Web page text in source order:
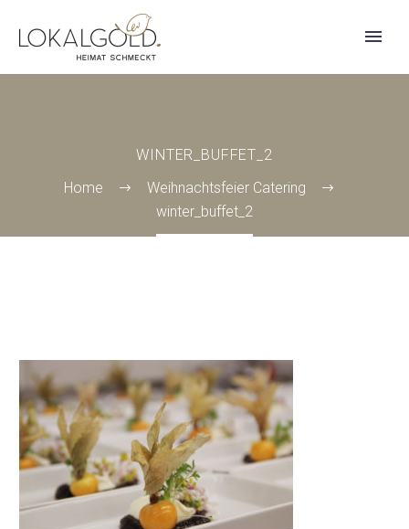
WINTER_BUFFET_2
Home
Weihnachtsfeier Catering
winter_buffet_2